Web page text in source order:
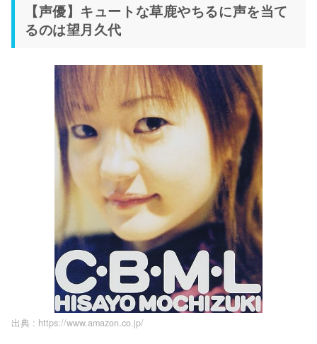
【声優】キュートな草鹿やちるに声を当て
るのは望月久代
出典 : https://www.amazon.co.jp/